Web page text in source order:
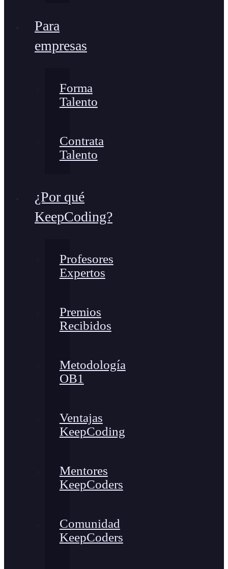
Para
empresas
Forma
Talento
Contrata
Talento
¿Por qué
KeepCoding?
Profesores
Expertos
Premios
Recibidos
Metodología
OB1
Ventajas
KeepCoding
Mentores
KeepCoders
Comunidad
KeepCoders